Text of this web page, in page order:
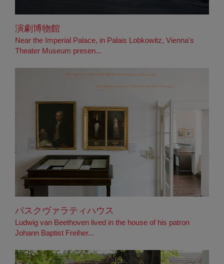
演劇博物館
Near the Imperial Palace, in Palais Lobkowitz, Vienna's
Theater Museum presen...
パスクヴァラティハウス
Ludwig van Beethoven lived in the house of his patron
Johann Baptist Freiher...